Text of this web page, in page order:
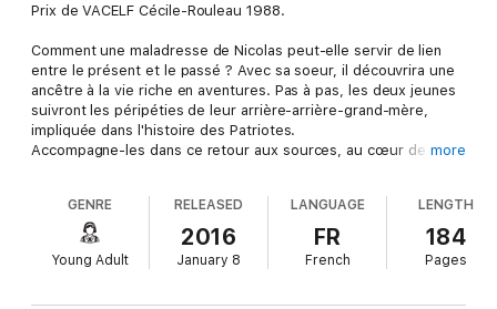
Prix de VACELF Cécile-Rouleau 1988.
Comment une maladresse de Nicolas peut-elle servir de lien
entre le présent et le passé ? Avec sa soeur, il découvrira une
ancêtre à la vie riche en aventures. Pas à pas, les deux jeunes
suivront les péripéties de leur arrière-arrière-grand-mère,
impliquée dans l'histoire des Patriotes.
Accompagne-les dans ce retour aux sources, au cœur de la
naissant.
more
GENRE
Young Adult
RELEASED
2016
January 8
LANGUAGE
FR
French
LENGTH
184
Pages